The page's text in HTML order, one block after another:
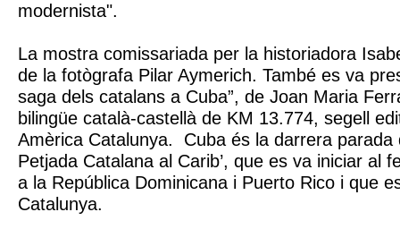
modernista".
La mostra comissariada per la historiadora
de la fotògrafa Pilar Aymerich. També es va
saga dels catalans a Cuba”, de Joan Maria
bilingüe català-castellà de KM 13.774, segell
Amèrica Catalunya. Cuba és la darrera parada
Petjada Catalana al Carib’, que es va iniciar al
a la República Dominicana i Puerto Rico i que
Catalunya.